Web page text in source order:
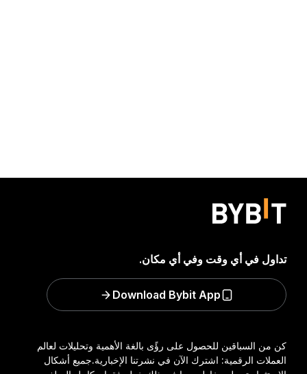
كن من السباقين للحصول على رؤًى بالغة الأهمية وتحليلات لعالم
العملات الرقمية: اشترك الآن في نشرتنا الإخبارية.جميع أشكال
تداول في أي وقت وفي أي مكان.
Download Bybit App